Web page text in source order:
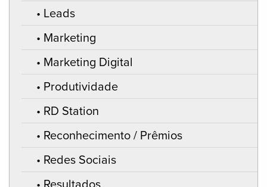
Leads
Marketing
Marketing Digital
Produtividade
RD Station
Reconhecimento / Prêmios
Redes Sociais
Resultados